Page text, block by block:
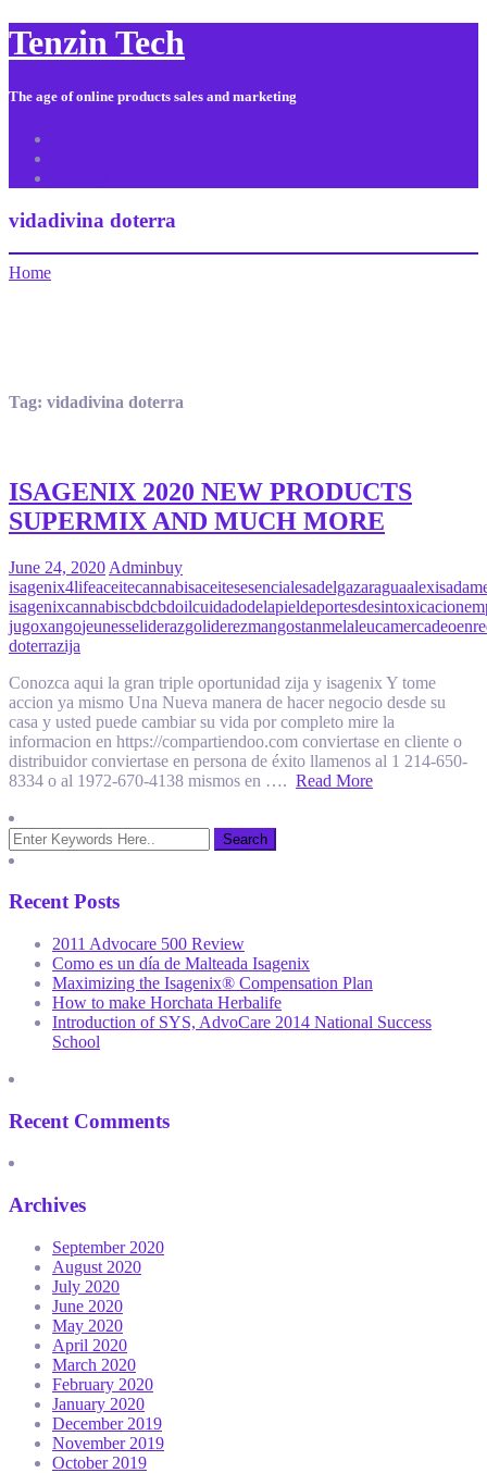
Tenzin Tech
The age of online products sales and marketing
vidadivina doterra
Home
Tag: vidadivina doterra
ISAGENIX 2020 NEW PRODUCTS
SUPERMIX AND MUCH MORE
June 24, 2020 Adminbuy
isagenix4lifeaceitecannabisaceitesesencialesadelgazaragua
isagenixcannabiscbdcbdoilcuidadodelapieldeportesdesintoxicacion
jugoxangojeunesseliderazgoliderezmangostanmelaleuca
doterrazija
Conozca aqui la gran triple oportunidad zija y isagenix Y tome
accion ya mismo Una Nueva manera de hacer negocio desde su
casa y usted puede cambiar su vida por completo mire la
informacion en https://compartiendoo.com conviertase en cliente o
distribuidor conviertase en persona de éxito llamenos al 1 214-650-
8334 o al 1972-670-4138 mismos en …. Read More
Recent Posts
2011 Advocare 500 Review
Como es un día de Malteada Isagenix
Maximizing the Isagenix® Compensation Plan
How to make Horchata Herbalife
Introduction of SYS, AdvoCare 2014 National Success
School
Recent Comments
Archives
September 2020
August 2020
July 2020
June 2020
May 2020
April 2020
March 2020
February 2020
January 2020
December 2019
November 2019
October 2019